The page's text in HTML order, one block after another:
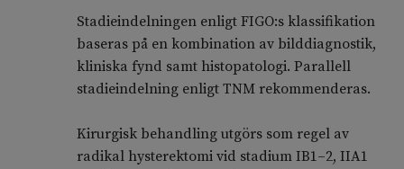
Stadieindelningen enligt FIGO:s klassifikation
baseras på en kombination av bilddiagnostik,
kliniska fynd samt histopatologi. Parallell
stadieindelning enligt TNM rekommenderas.
Kirurgisk behandling utgörs som regel av
radikal hysterektomi vid stadium IB1–2, IIA1